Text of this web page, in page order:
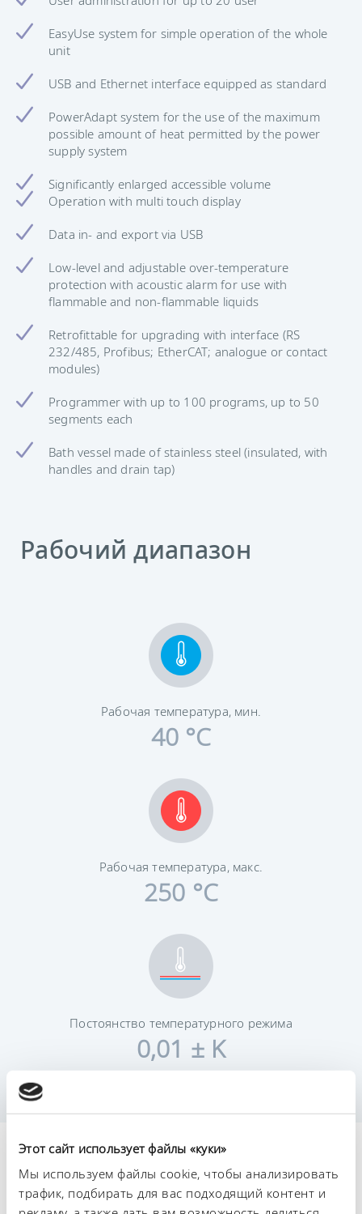
Этот сайт использует файлы «куки»
Мы используем файлы cookie, чтобы анализировать
трафик, подбирать для вас подходящий контент и
EasyUse system for simple operation of the whole
unit
USB and Ethernet interface equipped as standard
PowerAdapt system for the use of the maximum
possible amount of heat permitted by the power
supply system
Significantly enlarged accessible volume
Operation with multi touch display
Data in- and export via USB
Low-level and adjustable over-temperature
protection with acoustic alarm for use with
flammable and non-flammable liquids
Retrofittable for upgrading with interface (RS
232/485, Profibus; EtherCAT; analogue or contact
modules)
Programmer with up to 100 programs, up to 50
segments each
Bath vessel made of stainless steel (insulated, with
handles and drain tap)
Рабочий диапазон
Рабочая температура, мин.
40 °C
Рабочая температура, макс.
250 °C
Постоянство температурного режима
0,01 ± K
Технические
характеристики (согл.